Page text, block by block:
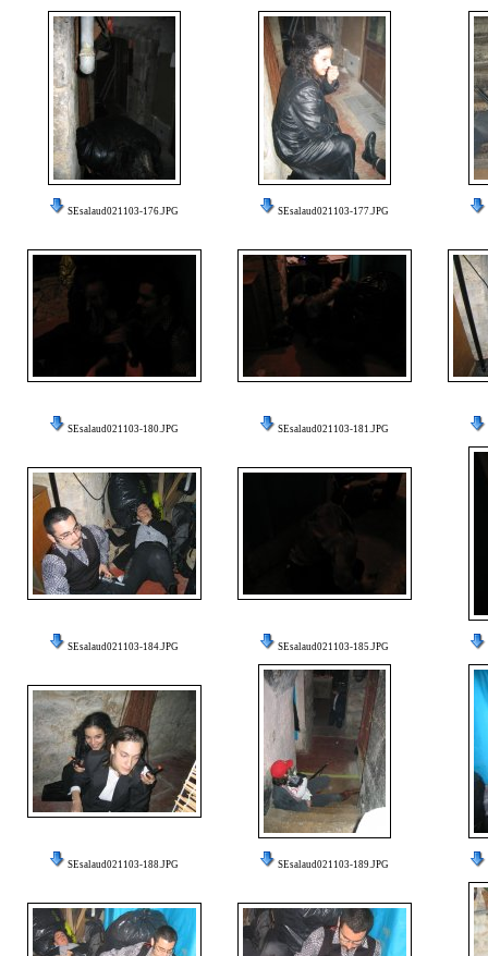
SEsalaud021103-176.JPG SEsalaud021103-177.JPG
SEsalaud021103-180.JPG SEsalaud021103-181.JPG
SEsalaud021103-184.JPG SEsalaud021103-185.JPG
SEsalaud021103-188.JPG SEsalaud021103-189.JPG